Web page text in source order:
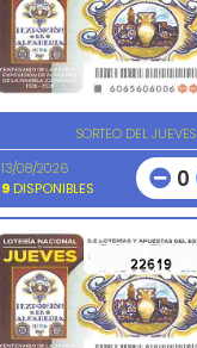
SORTEO DEL JUEVES
13/08/2026
9DISPONIBLES 0
22619